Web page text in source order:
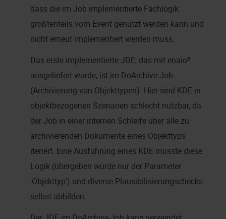
dass die im Job implementierte Fachlogik
größtenteils vom Event genutzt werden kann und
nicht erneut implementiert werden muss.
Das erste implementierte JDE, das mit enaio®
ausgeliefert wurde, ist im DoArchive-Job
(Archivierung von Objekttypen). Hier sind KDE in
objektbezogenen Szenarien schlecht nutzbar, da
der Job in einer internen Schleife über alle zu
archivierenden Dokumente eines Objekttyps
iteriert. Eine Ausführung eines KDE müsste diese
Logik (übergeben würde nur der Parameter
'Objekttyp') und diverse Plausibilisierungschecks
selbst abbilden.